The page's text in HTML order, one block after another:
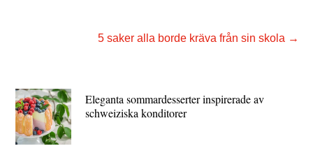
5 saker alla borde kräva från sin skola →
Eleganta sommardesserter inspirerade av
schweiziska konditorer